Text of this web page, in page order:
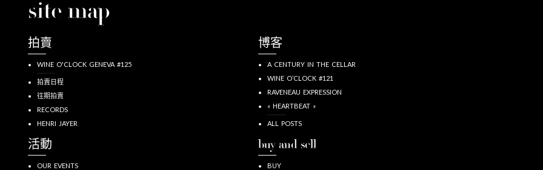
site map
拍賣
WINE O'CLOCK GENEVA #125
拍賣日程
往期拍賣
RECORDS
HENRI JAYER
活動
OUR EVENTS
博客
A CENTURY IN THE CELLAR
WINE O’CLOCK #121
RAVENEAU EXPRESSION
« HEARTBEAT »
ALL POSTS
buy and sell
BUY